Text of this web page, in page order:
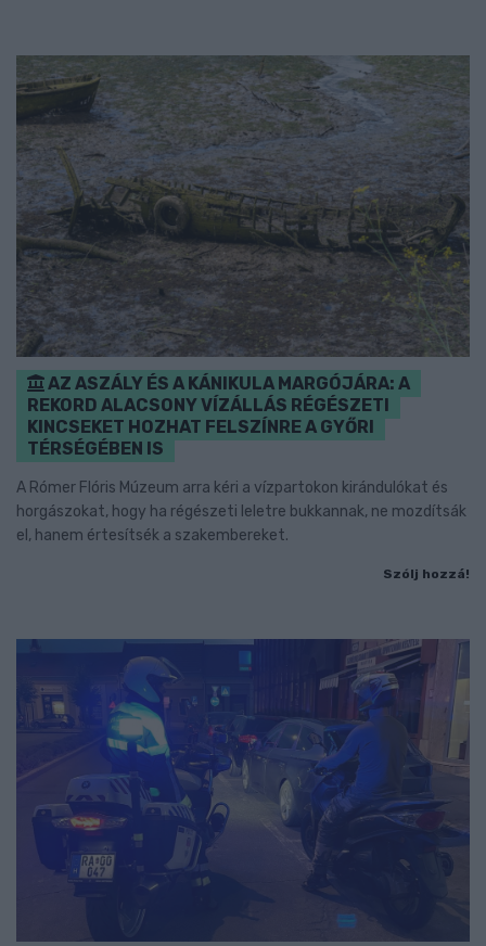
AZ ASZÁLY ÉS A KÁNIKULA MARGÓJÁRA: A
REKORD ALACSONY VÍZÁLLÁS RÉGÉSZETI
KINCSEKET HOZHAT FELSZÍNRE A GYŐRI
TÉRSÉGÉBEN IS
A Rómer Flóris Múzeum arra kéri a vízpartokon kirándulókat és
horgászokat, hogy ha régészeti leletre bukkannak, ne mozdítsák
el, hanem értesítsék a szakembereket.
Szólj hozzá!